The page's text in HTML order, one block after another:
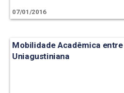
07/01/2016
Mobilidade Acadêmica entre
Uniagustiniana